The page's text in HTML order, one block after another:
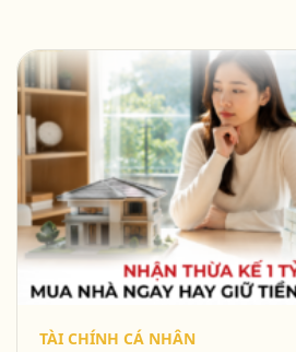
TÀI CHÍNH CÁ NHÂN